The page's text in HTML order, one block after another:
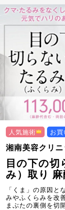
人気施術 お
湘南美容クリニ
目の下の
み）取り
「くま」の原因と
みやふくらみを改
まぶたの裏側を切